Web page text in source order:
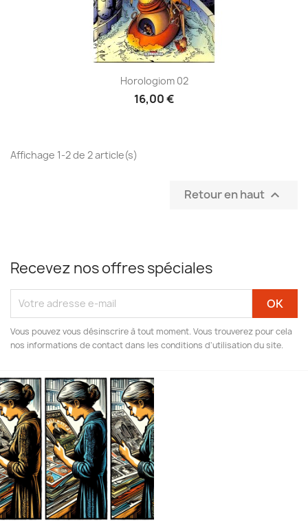
Horologiom 02
16,00 €
Affichage 1-2 de 2 article(s)
Retour en haut 
Recevez nos offres spéciales
Vous pouvez vous désinscrire à tout moment. Vous trouverez pour cela
nos informations de contact dans les conditions d'utilisation du site.